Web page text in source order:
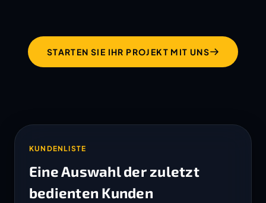
STARTEN SIE IHR PROJEKT MIT UNS
KUNDENLISTE
Eine Auswahl der zuletzt
bedienten Kunden